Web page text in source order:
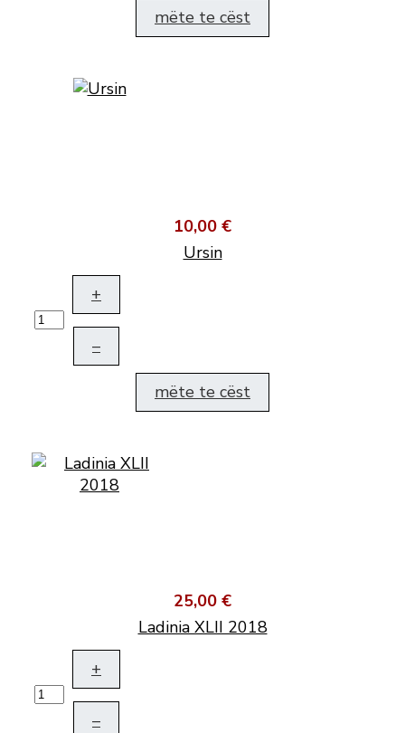
mëte te cëst
10,00 €
Ursin
+
–
mëte te cëst
25,00 €
Ladinia XLII 2018
+
–